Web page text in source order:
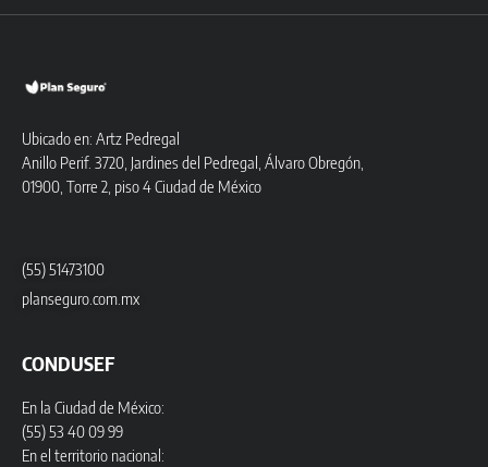
Ubicado en: Artz Pedregal
Anillo Perif. 3720, Jardines del Pedregal, Álvaro Obregón,
01900, Torre 2, piso 4 Ciudad de México
(55) 51473100
planseguro.com.mx
CONDUSEF
En la Ciudad de México:
(55) 53 40 09 99
En el territorio nacional: